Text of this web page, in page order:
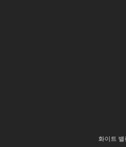
화이트 밸